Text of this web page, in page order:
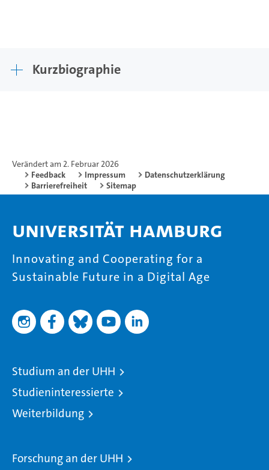
Kurzbiographie
Verändert am 2. Februar 2026
Feedback
Impressum
Datenschutzerklärung
Barrierefreiheit
Sitemap
Universität Hamburg
Innovating and Cooperating for a
Sustainable Future in a Digital Age
Studium an der UHH
Studieninteressierte
Weiterbildung
Forschung an der UHH